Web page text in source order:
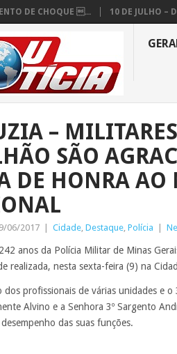
DE CHOQUE ... 10 DE JULHO –
–
SÃO
DE HONRA AO
06/2017 Cidade, Destaque, Polícia
anos da Polícia Militar de Minas
realizada, nesta sexta-feira (9) na
dos profissionais de várias unidades e
Alvino e a Senhora 3º Sargento
das suas funções.